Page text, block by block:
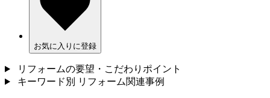
お気に入りに登録
リフォームの要望・こだわりポイント
キーワード別 リフォーム関連事例